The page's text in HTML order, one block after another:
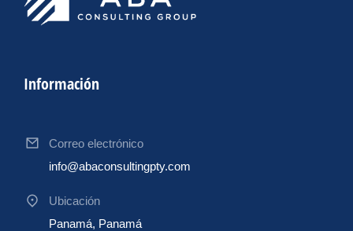
Información
Correo electrónico
info@abaconsultingpty.com
Ubicación
Panamá, Panamá